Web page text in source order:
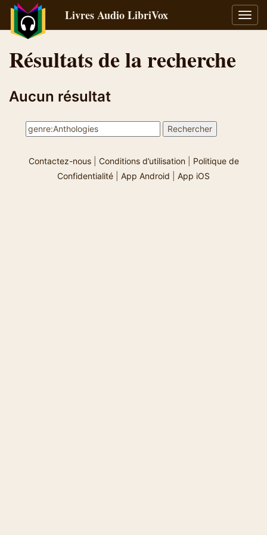
la
Livres Audio LibriVox
Résultats de la recherche
Aucun résultat
Contactez-nous| Conditions d’utilisation| Politique de
Confidentialité
App Android App iOS